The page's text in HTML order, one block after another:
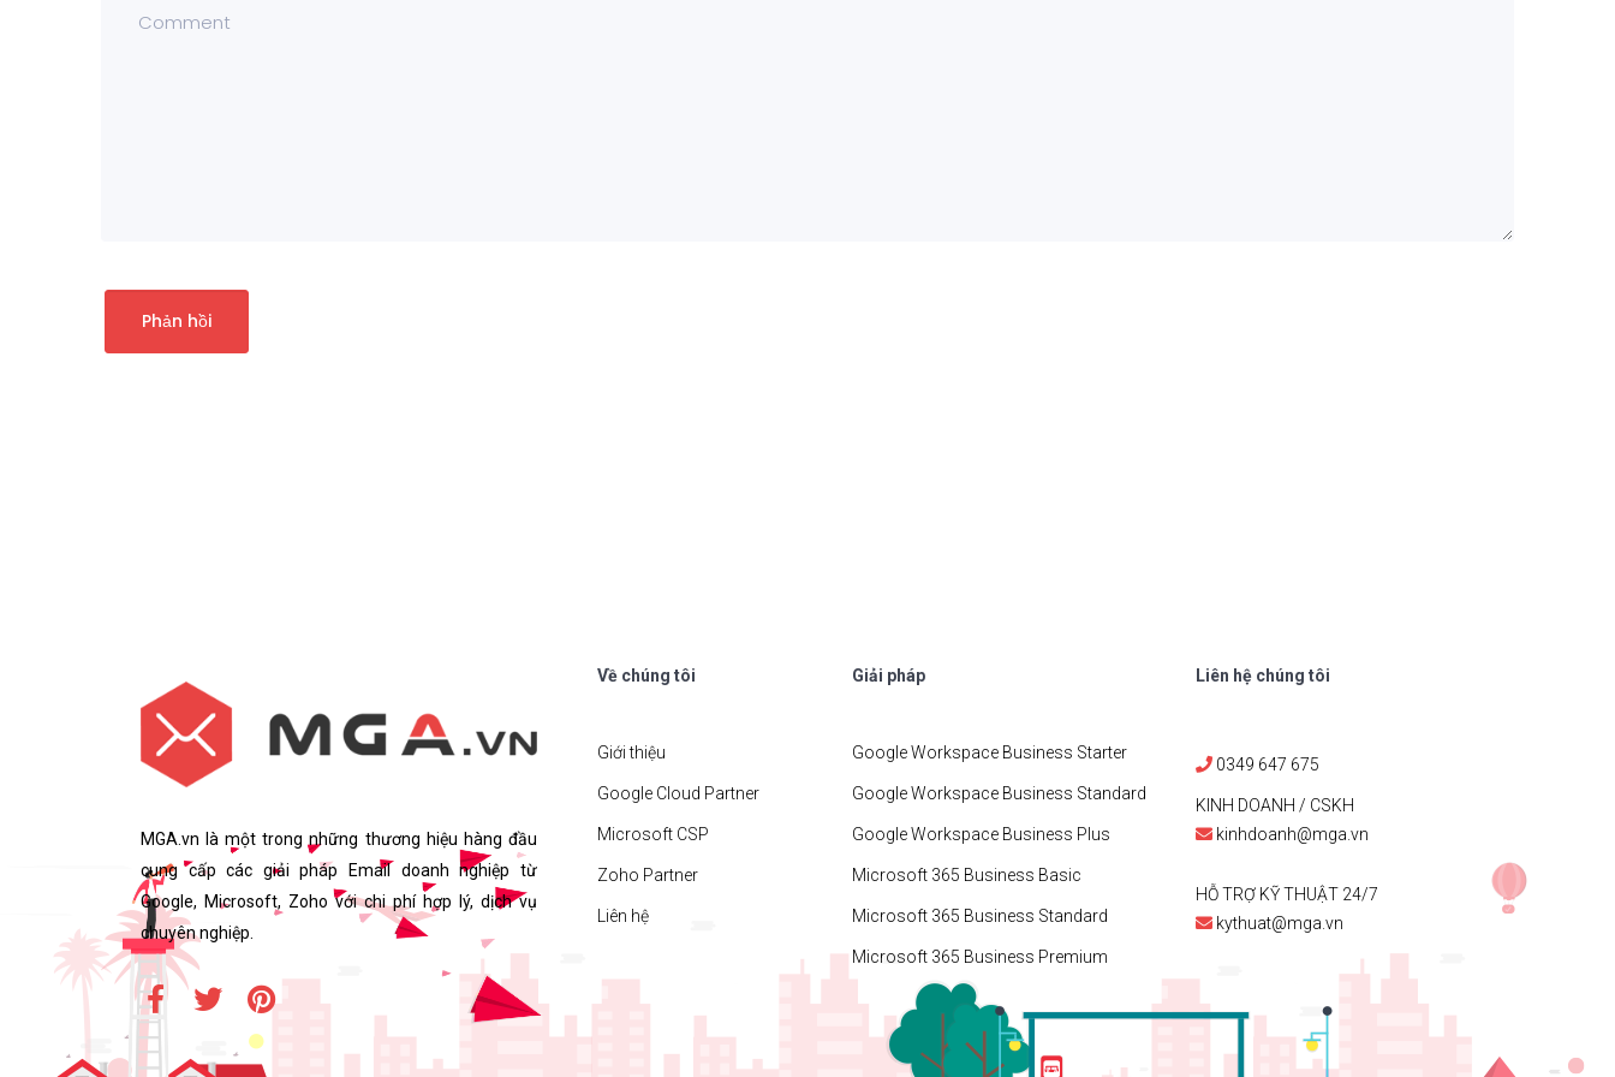
MGA.vn là một trong những thương hiệu hàng đầu
cung cấp các giải pháp Email doanh nghiệp từ
Google, Microsoft, Zoho với chi phí hợp lý, dịch vụ
chuyên nghiệp.
Về chúng tôi
Giới thiệu
Google Cloud Partner
Microsoft CSP
Zoho Partner
Liên hệ
Giải pháp
Google Workspace Business Starter
Google Workspace Business Standard
Google Workspace Business Plus
Microsoft 365 Business Basic
Microsoft 365 Business Standard
Microsoft 365 Business Premium
Liên hệ chúng tôi
0349 647 675
KINH DOANH / CSKH
kinhdoanh@mga.vn
HỖ TRỢ KỸ THUẬT 24/7
kythuat@mga.vn